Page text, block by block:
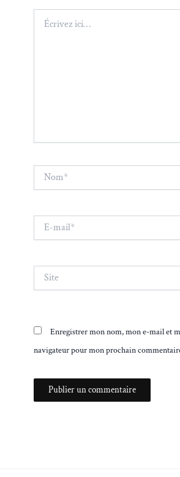
ici…
Nom*
mail*
Site
Enregistrer mon nom, mon e-mail et
navigateur pour mon prochain